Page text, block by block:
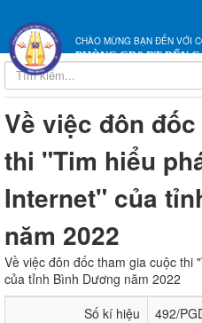
CHÀO MỪNG BẠN ĐẾN VỚI
PHÒNG GD&ĐT BẾN
Về việc đôn
thi "Tim hiểu
Internet" của
năm 2022
Về việc đôn đốc tham gia cuộc thi
của tỉnh Bình Dương năm 2022
Số kí hiệu
492/